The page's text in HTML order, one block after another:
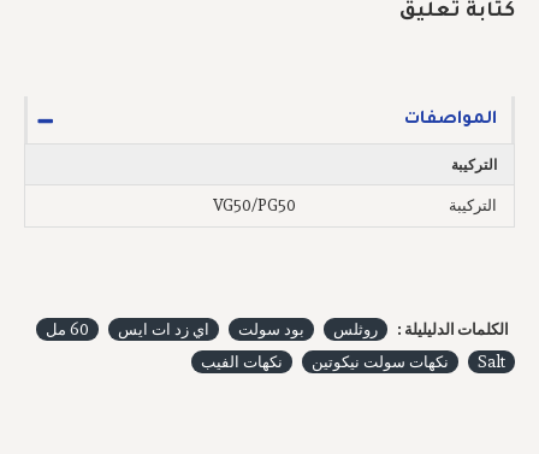
كتابة تعليق
المواصفات
التركيبة
التركيبة VG50/PG50
الكلمات الدليليلة : روثلس بود سولت اي زد ات ايس
60 مل
Salt
نكهات سولت نيكوتين نكهات الفيب